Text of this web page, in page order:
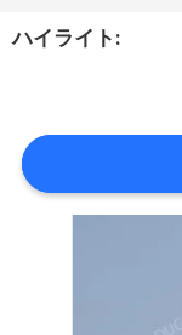
わ
し
た
ハイライト: